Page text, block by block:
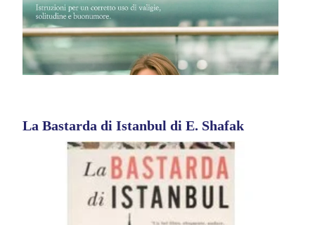
La Bastarda di Istanbul di E. Shafak